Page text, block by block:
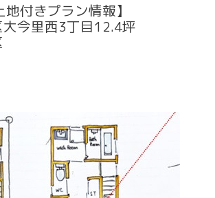
地付きプラン情報】
今里西3丁目12.4坪